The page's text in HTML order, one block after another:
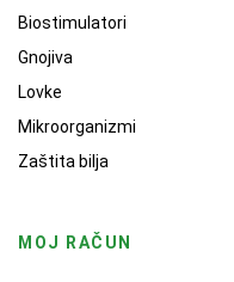
Biostimulatori
Gnojiva
Lovke
Mikroorganizmi
Zaštita bilja
MOJ RAČUN